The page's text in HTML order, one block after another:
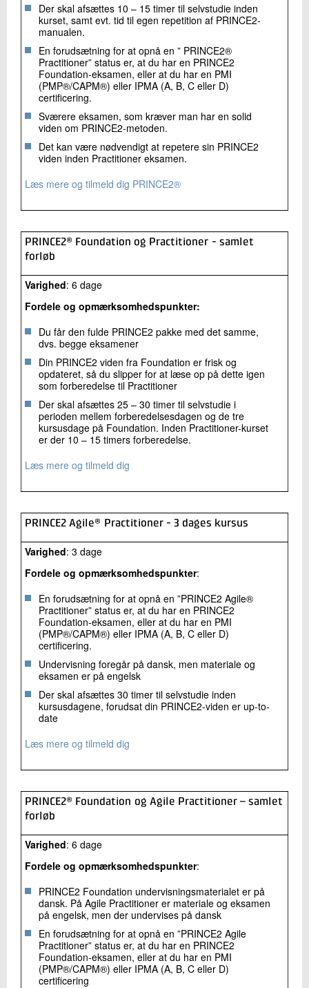
Der skal afsættes 10 – 15 timer til selvstudie inden
kurset, samt evt. tid til egen repetition af PRINCE2-
manualen.
En forudsætning for at opnå en ” PRINCE2®
Practitioner” status er, at du har en PRINCE2
Foundation-eksamen, eller at du har en PMI
(PMP®/CAPM®) eller IPMA (A, B, C eller D)
certificering.
Sværere eksamen, som kræver man har en solid
viden om PRINCE2-metoden.
Det kan være nødvendigt at repetere sin PRINCE2
viden inden Practitioner eksamen.
Læs mere og tilmeld dig PRINCE2®
PRINCE2® Foundation og Practitioner - samlet
forløb
Varighed: 6 dage
Fordele og opmærksomhedspunkter:
Du får den fulde PRINCE2 pakke med det samme,
dvs. begge eksamener
Din PRINCE2 viden fra Foundation er frisk og
opdateret, så du slipper for at læse op på dette igen
som forberedelse til Practitioner
Der skal afsættes 25 – 30 timer til selvstudie i
perioden mellem forberedelsesdagen og de tre
kursusdage på Foundation. Inden Practitioner-kurset
er der 10 – 15 timers forberedelse.
Læs mere og tilmeld dig
PRINCE2 Agile® Practitioner - 3 dages kursus
Varighed: 3 dage
Fordele og opmærksomhedspunkter:
En forudsætning for at opnå en ”PRINCE2 Agile®
Practitioner” status er, at du har en PRINCE2
Foundation-eksamen, eller at du har en PMI
(PMP®/CAPM®) eller IPMA (A, B, C eller D)
certificering.
Undervisning foregår på dansk, men materiale og
eksamen er på engelsk
Der skal afsættes 30 timer til selvstudie inden
kursusdagene, forudsat din PRINCE2-viden er up-to-
date
Læs mere og tilmeld dig
PRINCE2® Foundation og Agile Practitioner – samlet
forløb
Varighed: 6 dage
Fordele og opmærksomhedspunkter:
PRINCE2 Foundation undervisningsmaterialet er på
dansk. På Agile Practitioner er materiale og eksamen
på engelsk, men der undervises på dansk
En forudsætning for at opnå en ”PRINCE2 Agile
Practitioner” status er, at du har en PRINCE2
Foundation-eksamen, eller at du har en PMI
(PMP®/CAPM®) eller IPMA (A, B, C eller D)
certificering